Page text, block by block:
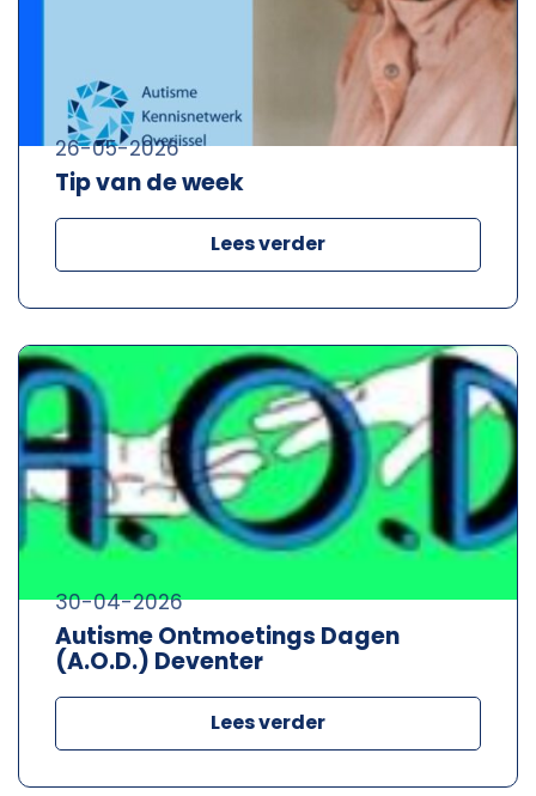
Tip van de week
26-05-2026
Lees verder
Autisme Ontmoetings Dagen
(A.O.D.) Deventer
30-04-2026
Lees verder